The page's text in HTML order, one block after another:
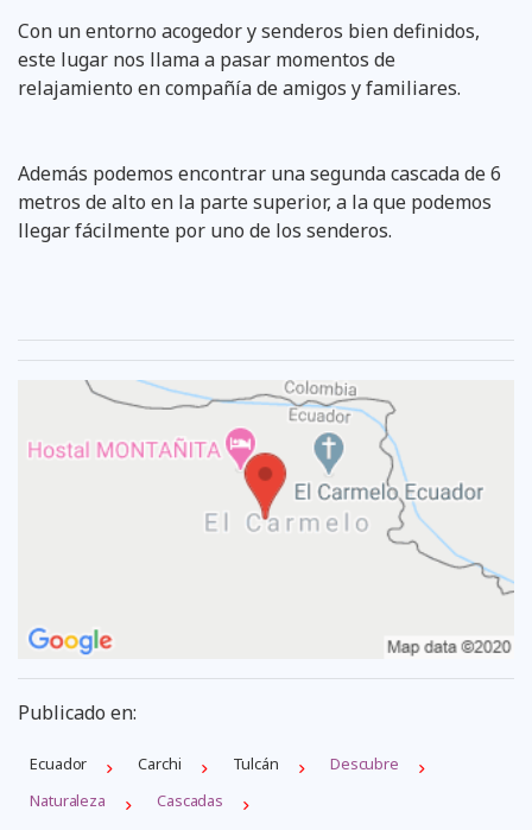
Con un entorno acogedor y senderos bien definidos,
este lugar nos llama a pasar momentos de
relajamiento en compañía de amigos y familiares.
Además podemos encontrar una segunda cascada de 6
metros de alto en la parte superior, a la que podemos
llegar fácilmente por uno de los senderos.
Publicado en:
Ecuador Carchi Tulcán
Descubre
Naturaleza
Cascadas